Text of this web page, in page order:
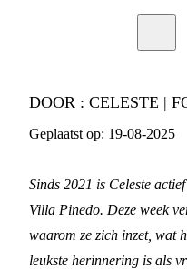
DOOR : CELESTE |
Geplaatst op: 19-08-2025
Sinds 2021 is Celeste
Villa Pinedo. Deze week
waarom ze zich inzet, wat
leukste herinnering is als